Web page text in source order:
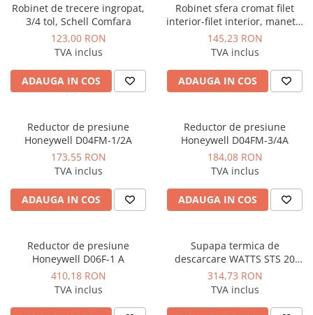
Ventile electromagnetice
Automatizare centrala termica
Termostate aplicatii industriale
Accesorii pentru echipamente
industriale
pomparea apei
Pompe submersibile
Pompe de suprafata
Motopompe
Vase de expansiune pentru
hidrofor
Grupuri de pompare apa
Rezervoare apa si accesorii stocare
Robinet de trecere ingropat,
3/4 tol, Schell Comfara
123,00 RON
TVA inclus
ADAUGA IN COS
Robinet sfera cromat filet
interior-filet interior, maneta,
rosu 1"1/2, Giacomini
145,23 RON
TVA inclus
ADAUGA IN COS
Reductor de presiune
Honeywell D04FM-1/2A
173,55 RON
TVA inclus
ADAUGA IN COS
Reductor de presiune
Honeywell D04FM-3/4A
184,08 RON
TVA inclus
ADAUGA IN COS
Reductor de presiune
Honeywell D06F-1 A
410,18 RON
TVA inclus
Supapa termica de
descarcare WATTS STS 20
deschidere 95°C racord G1/2"
314,73 RON
TVA inclus